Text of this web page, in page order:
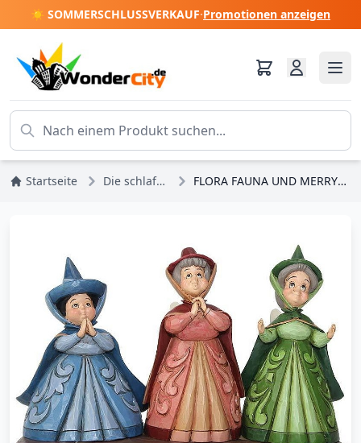
☀️ SOMMERSCHLUSSVERKAUF·Promotionen anzeigen
Startseite Die schlafende Schönheit FLORA FAUNA UND MERRYWEATHER DISNEY TRADITIONS